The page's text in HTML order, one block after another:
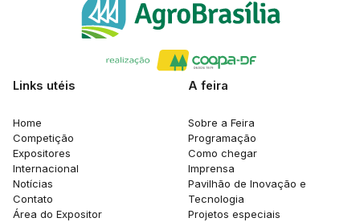
Links utéis
Home
Competição
Expositores
Internacional
Notícias
Contato
Área do Expositor
A feira
Sobre a Feira
Programação
Como chegar
Imprensa
Pavilhão de Inovação e
Tecnologia
Projetos especiais